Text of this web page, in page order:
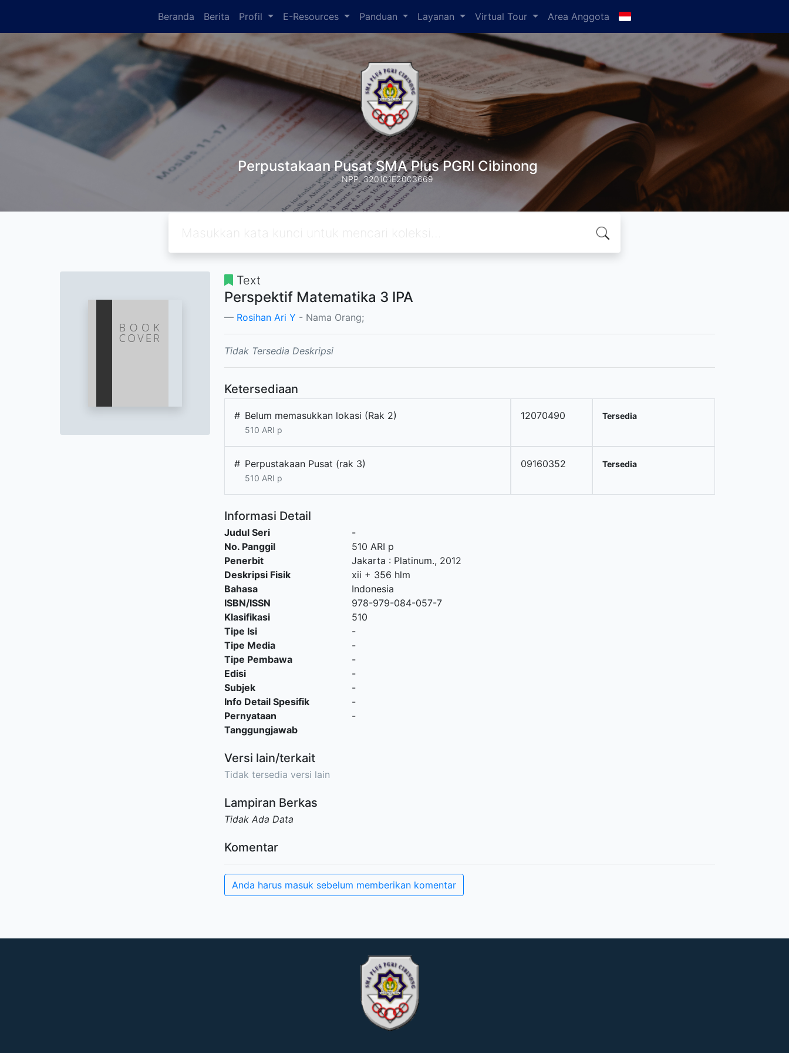
Beranda Berita Profil E-Resources Panduan Layanan Virtual Tour Area Anggota
Perpustakaan Pusat SMA Plus PGRI Cibinong
NPP. 320101E2003669
Text
Perspektif Matematika 3 IPA
Rosihan Ari Y - Nama Orang;
Tidak Tersedia Deskripsi
Ketersediaan
# Belum memasukkan lokasi (Rak 2)
510 ARI p
12070490 Tersedia
# Perpustakaan Pusat (rak 3)
510 ARI p
09160352 Tersedia
Informasi Detail
Judul Seri
-
No. Panggil
510 ARI p
Penerbit
Jakarta : Platinum., 2012
Deskripsi Fisik
xii + 356 hlm
Bahasa
Indonesia
ISBN/ISSN
978-979-084-057-7
Klasifikasi
510
Tipe Isi
-
Tipe Media
-
Tipe Pembawa
-
Edisi
-
Subjek
-
Info Detail Spesifik
-
Pernyataan
Tanggungjawab
-
Versi lain/terkait
Tidak tersedia versi lain
Lampiran Berkas
Tidak Ada Data
Komentar
Anda harus masuk sebelum memberikan komentar